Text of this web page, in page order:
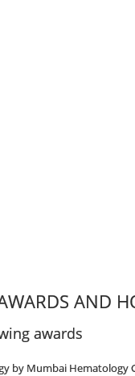
AND
awards
by Mumbai Hematology